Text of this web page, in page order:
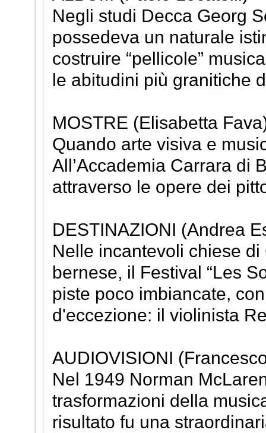
Negli studi Decca Georg
possedeva un naturale
costruire “pellicole”
le abitudini più granitiche
MOSTRE (Elisabetta
Quando arte visiva e
All’Accademia Carrara di
attraverso le opere dei
DESTINAZIONI (Andrea
Nelle incantevoli chiese di
bernese, il Festival “Les
piste poco imbiancate,
d'eccezione: il violinista
AUDIOVISIONI
Nel 1949 Norman
trasformazioni della
risultato fu una